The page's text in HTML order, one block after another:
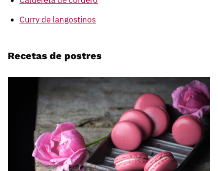
Curry de langostinos
Recetas de postres